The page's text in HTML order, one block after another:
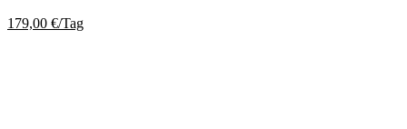
179,00 €/Tag